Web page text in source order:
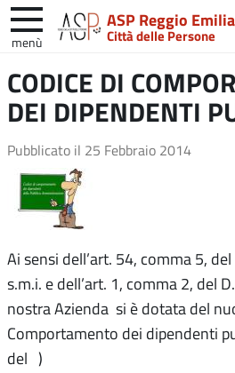
ASP Reggio Emilia
Città delle Persone
menù
nel
sito
CODICE DI
DEI DIPENDENTI
Pubblicato il 25 Febbraio 2014
Ai sensi dell’art. 54, comma 5,
s.m.i. e dell’art. 1, comma 2, del
nostra Azienda si è dotata del
Comportamento dei dipendenti
del )